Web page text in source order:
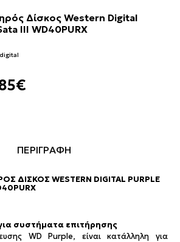
Δίσκος Western Digital
III WD40PURX
ΠΕΡΙΓΡΑΦΗ
ΔΊΣΚΟΣ WESTERN DIGITAL PURPLE
συστήματα επιτήρησης
WD Purple, είναι κατάλληλη για